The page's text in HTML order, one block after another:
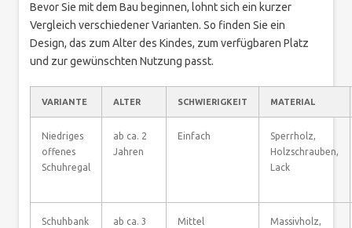
Bevor Sie mit dem Bau beginnen, lohnt sich ein kurzer
Vergleich verschiedener Varianten. So finden Sie ein
Design, das zum Alter des Kindes, zum verfügbaren Platz
und zur gewünschten Nutzung passt.
VARIANTE ALTER SCHWIERIGKEIT MATERIAL
Niedriges
offenes
Schuhregal
ab ca. 2
Jahren
Einfach
Sperrholz,
Holzschrauben,
Lack
Schuhbank
ab ca. 3
Mittel
Massivholz,